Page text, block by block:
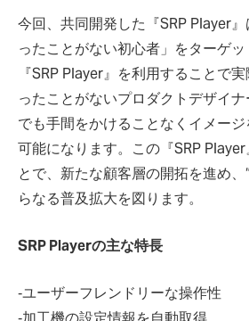
今回、共同開発した『SRP Player
ったことがない初心者」をターゲッ
『SRP Player』を利用することで
ったことがないプロダクトデザイ
でも手間をかけることなくイメー
可能になります。この『SRP
とで、新たな顧客層の開拓を進め、
らなる普及拡大を図ります。
SRP Playerの主な特長
‐ユーザーフレンドリーな操作性